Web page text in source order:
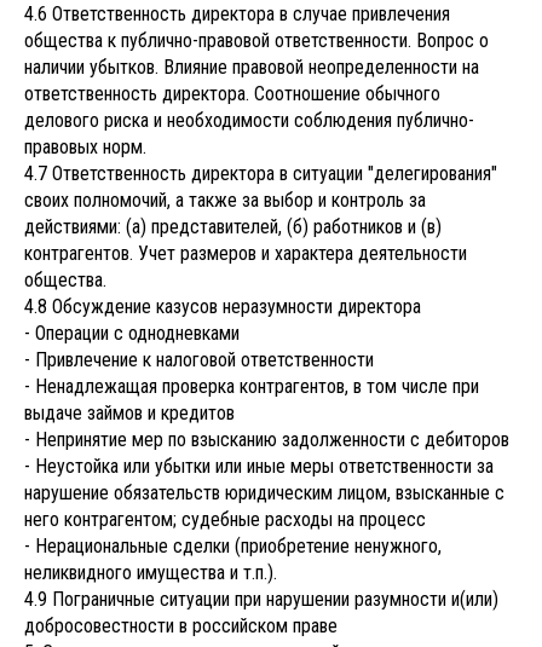
4.6 Ответственность директора в случае привлечения
общества к публично-правовой ответственности. Вопрос о
наличии убытков. Влияние правовой неопределенности на
ответственность директора. Соотношение обычного
делового риска и необходимости соблюдения публично-
правовых норм.
4.7 Ответственность директора в ситуации "делегирования"
своих полномочий, а также за выбор и контроль за
действиями: (а) представителей, (б) работников и (в)
контрагентов. Учет размеров и характера деятельности
общества.
4.8 Обсуждение казусов неразумности директора
- Операции с однодневками
- Привлечение к налоговой ответственности
- Ненадлежащая проверка контрагентов, в том числе при
выдаче займов и кредитов
- Непринятие мер по взысканию задолженности с дебиторов
- Неустойка или убытки или иные меры ответственности за
нарушение обязательств юридическим лицом, взысканные с
него контрагентом; судебные расходы на процесс
- Нерациональные сделки (приобретение ненужного,
неликвидного имущества и т.п.).
4.9 Пограничные ситуации при нарушении разумности и(или)
добросовестности в российском праве